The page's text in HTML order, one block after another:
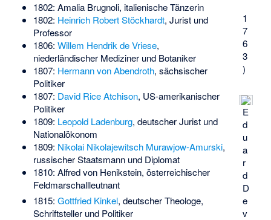
1
7
6
3
)
E
d
u
a
r
d
D
e
v
1802: Amalia Brugnoli, italienische Tänzerin
1802: Heinrich Robert Stöckhardt, Jurist und
Professor
1806: Willem Hendrik de Vriese,
niederländischer Mediziner und Botaniker
1807: Hermann von Abendroth, sächsischer
Politiker
1807: David Rice Atchison, US-amerikanischer
Politiker
1809: Leopold Ladenburg, deutscher Jurist und
Nationalökonom
1809: Nikolai Nikolajewitsch Murawjow-Amurski,
russischer Staatsmann und Diplomat
1810: Alfred von Henikstein, österreichischer
Feldmarschallleutnant
1815: Gottfried Kinkel, deutscher Theologe,
Schriftsteller und Politiker